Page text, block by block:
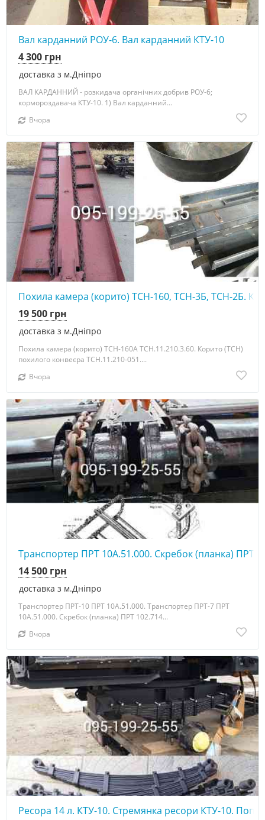
Вал карданний РОУ-6. Вал карданний КТУ-10
доставка з м.Дніпро
4 300 грн
ВАЛ КАРДАННИЙ - розкидача органічних добрив РОУ-6;
кормороздавача КТУ-10. 1) Вал карданний...
Вчора
Похила камера (корито) ТСН-160, ТСН-3Б, ТСН-2Б.
доставка з м.Дніпро
19 500 грн
Похила камера (корито) ТСН-160А ТСН.11.210.3.60. Корито (ТСН)
похилого конвеєра ТСН.11.210-051....
Вчора
Транспортер ПРТ 10А.51.000. Скребок (планка) ПРТ
доставка з м.Дніпро
14 500 грн
Транспортер ПРТ-10 ПРТ 10А.51.000. Транспортер ПРТ-7 ПРТ
10А.51.000. Скребок (планка) ПРТ 102.714...
Вчора
Ресора 14 л. КТУ-10. Стремянка ресори КТУ-10.